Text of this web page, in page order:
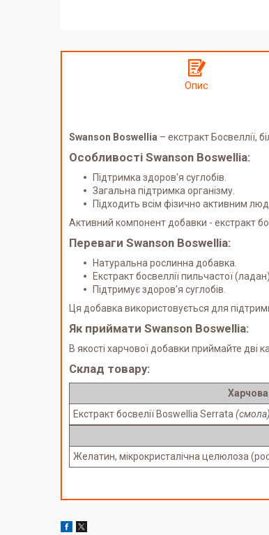
Опис
Swanson Boswellia – екстракт Босвеллії,
Особливості Swanson Boswellia:
Підтримка здоров'я суглобів.
Загальна підтримка організму.
Підходить всім фізично активним
Активний компонент добавки - екстракт
Переваги Swanson Boswellia:
Натуральна рослинна добавка.
Екстракт босвеллії пильчастої (ладан).
Підтримує здоров'я суглобів.
Ця добавка використовується для
Як приймати Swanson Boswellia:
В якості харчової добавки приймайте дві
Склад товару:
Харчова
Екстракт босвелії Boswellia Serrata (смола)
Желатин, мікрокристалічна целюлоза